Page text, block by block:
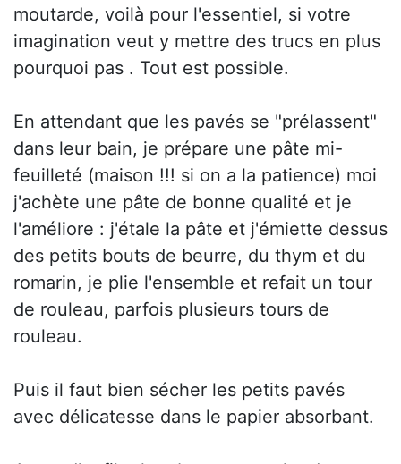
moutarde, voilà pour l'essentiel, si votre
imagination veut y mettre des trucs en plus
pourquoi pas . Tout est possible.
En attendant que les pavés se "prélassent"
dans leur bain, je prépare une pâte mi-
feuilleté (maison !!! si on a la patience) moi
j'achète une pâte de bonne qualité et je
l'améliore : j'étale la pâte et j'émiette dessus
des petits bouts de beurre, du thym et du
romarin, je plie l'ensemble et refait un tour
de rouleau, parfois plusieurs tours de
rouleau.
Puis il faut bien sécher les petits pavés
avec délicatesse dans le papier absorbant.